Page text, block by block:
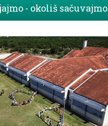
- okoliš sačuvajmo